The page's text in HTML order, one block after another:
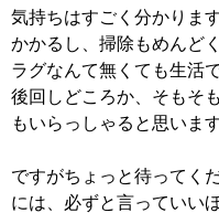
気持ちはすごく分かりま
かかるし、掃除もめんど
ラグなんて無くても生活
後回しどころか、そもそ
もいらっしゃると思います
ですがちょっと待ってく
には、必ずと言っていい